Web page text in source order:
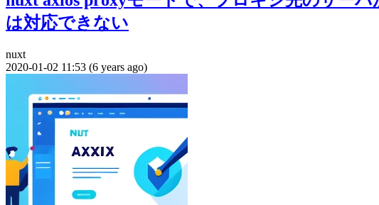
は対応できない
nuxt
2020-01-02 11:53 (6 years ago)